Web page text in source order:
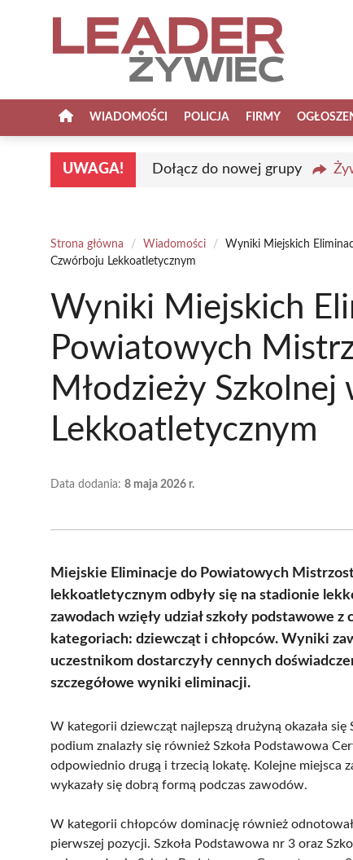
WIADOMOŚCI POLICJA FIRMY
UWAGA! Dołącz do nowej grupy
Strona główna / Wiadomości /
Wyniki Miejskich
Czwórboju Lekkoatletycznym
Wyniki Miejskich
Powiatowych
Młodzieży
Lekkoatletycznym
Data dodania: 8 maja 2026 r.
Miejskie Eliminacje do Powiatowych
lekkoatletycznym odbyły się na stadionie
zawodach wzięły udział szkoły podstawowe
kategoriach: dziewcząt i chłopców. Wyniki
uczestnikom dostarczyły cennych
szczegółowe wyniki eliminacji.
W kategorii dziewcząt najlepszą drużyną okazała
podium znalazły się również Szkoła Podstawowa
odpowiednio drugą i trzecią lokatę. Kolejne miejsca
wykazały się dobrą formą podczas zawodów.
W kategorii chłopców dominację również
pierwszej pozycji. Szkoła Podstawowa nr 3 oraz